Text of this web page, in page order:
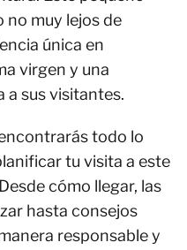
no muy lejos de
única en
virgen y una
a sus visitantes.
todo lo
tu visita a este
cómo llegar, las
hasta consejos
responsable y